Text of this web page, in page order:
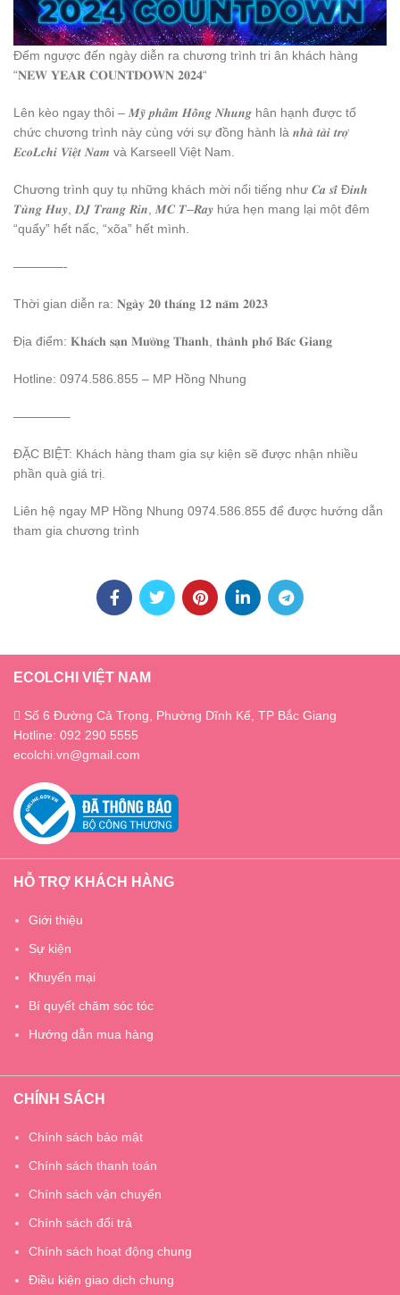
Đếm ngược đến ngày diễn ra chương trình tri ân khách hàng
“𝐍𝐄𝐖 𝐘𝐄𝐀𝐑 𝐂𝐎𝐔𝐍𝐓𝐃𝐎𝐖𝐍 𝟐𝟎𝟐𝟒“
Lên kèo ngay thôi – 𝑴𝒚̃ 𝒑𝒉𝒂̂̉𝒎 𝑯𝒐̂̀𝒏𝒈 𝑵𝒉𝒖𝒏𝒈 hân hạnh được tổ
chức chương trình này cùng với sự đồng hành là 𝒏𝒉𝒂̀ 𝒕𝒂̀𝒊 𝒕𝒓𝒐̛̣
𝑬𝒄𝒐𝑳𝒄𝒉𝒊 𝑽𝒊𝒆̣̂𝒕 𝑵𝒂𝒎 và Karseell Việt Nam.
Chương trình quy tụ những khách mời nổi tiếng như 𝑪𝒂 𝒔𝒊̃ Đ𝒊𝒏𝒉
𝑻𝒖̀𝒏𝒈 𝑯𝒖𝒚 𝑫𝑱 𝑻𝒓𝒂𝒏𝒈 𝑹𝒊𝒏 𝑴𝑪 𝑻–𝑹𝒂𝒚 hứa hẹn mang lại một đêm
“quẩy” hết nấc, “xõa” hết mình.
————-
Thời gian diễn ra: 𝐍𝐠𝐚̀𝐲 𝟐𝟎 𝐭𝐡𝐚́𝐧𝐠 𝟏𝟐 𝐧𝐚̆𝐦 𝟐𝟎𝟐𝟑
Địa điểm: 𝐊𝐡𝐚́𝐜𝐡 𝐬𝐚̣𝐧 𝐌𝐮̛𝐨̛̀𝐧𝐠 𝐓𝐡𝐚𝐧𝐡 𝐭𝐡𝐚̀𝐧𝐡 𝐩𝐡𝐨̂́ 𝐁𝐚̆́𝐜 𝐆𝐢𝐚𝐧𝐠
Hotline: 0974.586.855 – MP Hồng Nhung
————–
ĐẶC BIỆT: Khách hàng tham gia sự kiện sẽ được nhận nhiều
phần quà giá trị.
Liên hệ ngay MP Hồng Nhung 0974.586.855 để được hướng dẫn
tham gia chương trình
ECOLCHI VIỆT NAM
Số 6 Đường Cả Trọng, Phường Dĩnh Kế, TP Bắc Giang
Hotline: 092 290 5555
ecolchi.vn@gmail.com
HỖ TRỢ KHÁCH HÀNG
Giới thiệu
Sự kiện
Khuyến mại
Bí quyết chăm sóc tóc
Hướng dẫn mua hàng
CHÍNH SÁCH
Chính sách bảo mật
Chính sách thanh toán
Chính sách vận chuyển
Chính sách đổi trả
Chính sách hoạt động chung
Điều kiện giao dịch chung